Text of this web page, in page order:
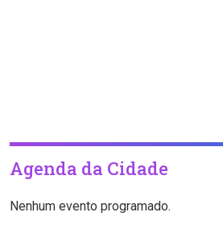
Agenda da Cidade
Nenhum evento programado.